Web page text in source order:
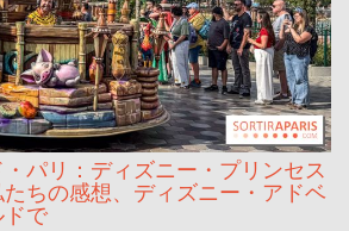
パリ：ディズニー・プリンセス
ちの感想、ディズニー・アドベ
で